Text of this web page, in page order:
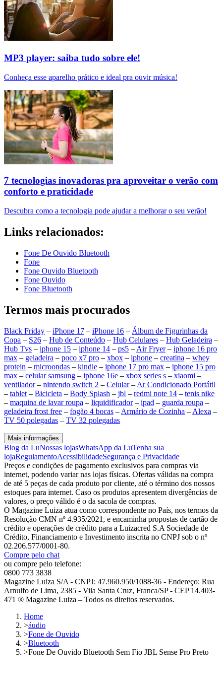
MP3 player: saiba tudo sobre ele!
Conheça esse aparelho prático e ideal pra ouvir música!
7 tecnologias inovadoras pra aproveitar o verão com
conforto e praticidade
Descubra como a tecnologia pode ajudar a melhorar o seu verão!
Links relacionados:
Fone De Ouvido Bluetooth
Fone
Fone Ouvido Bluetooth
Fone Ouvido
Fone Bluetooth
Termos mais procurados
Black Friday – iPhone 17 – iPhone 16 – Álbum de Figurinhas da
Copa – S26 – Hub de Conteúdo – Hub Celulares – Hub Geladeira –
Hub Tvs – iphone 15 – iphone 14 – ps5 – Air Fryer– iphone 16 pro
max – geladeira – poco x7 pro – xbox – iphone – creatina – whey
protein – microondas – kindle – iphone 17 pro max – iphone 15 pro
max – celular samsung – iphone 16e – xbox series s – xiaomi –
ventilador– nintendo switch 2 – Celular– Ar Condicionado Portátil
– tablet – Bicicleta – Body Splash – jbl – redmi note 14 – tenis nike
– maquina de lavar roupa – liquidificador– ipad – guarda roupa –
geladeira frost free – fogão 4 bocas – Armário de Cozinha – Alexa –
TV 50 polegadas – TV 32 polegadas
Mais informações
Blog da LuNossas lojasWhatsApp da LuTenha sua
lojaRegulamentoAcessibilidadeSegurança e Privacidade
Preços e condições de pagamento exclusivos para compras via
internet, podendo variar nas lojas físicas. Ofertas válidas na compra
de até 5 peças de cada produto por cliente, até o término dos nossos
estoques para internet. Caso os produtos apresentem divergências de
valores, o preço válido é o da sacola de compras.
O Magazine Luiza atua como correspondente no País, nos termos da
Resolução CMN nº 4.935/2021, e encaminha propostas de cartão de
crédito e operações de crédito para a Luizacred S.A Sociedade de
Crédito, Financiamento e Investimento inscrita no CNPJ sob o nº
02.206.577/0001-80.
Compre pelo chat
ou compre pelo telefone:
0800 773 3838
Magazine Luiza S/A - CNPJ: 47.960.950/1088-36 - Endereço: Rua
Arnulfo de Lima, 2385 - Vila Santa Cruz, Franca/SP - CEP 14.403-
471 ® Magazine Luiza – Todos os direitos reservados.
Home
>áudio
>Fone de Ouvido
>Bluetooth
>Fone De Ouvido Bluetooth Sem Fio JBL Sense Pro Preto